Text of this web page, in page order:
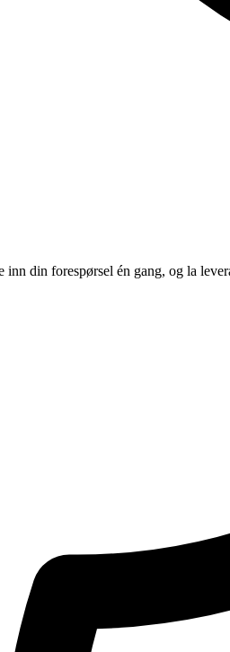
inn din forespørsel én gang, og la